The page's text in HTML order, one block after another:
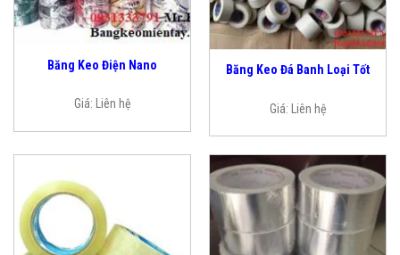
Băng Keo Điện Nano
Giá: Liên hệ
Băng Keo Đá Banh Loại Tốt
Giá: Liên hệ